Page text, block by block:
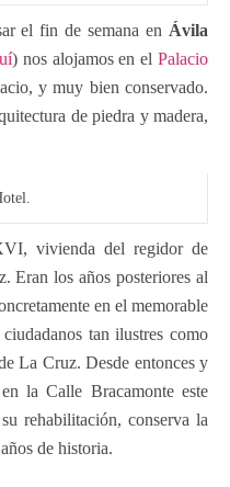
el fin de semana en Ávila
) nos alojamos en elPalacio
y muy bien conservado.
de piedra y madera,
vivienda del regidor de
Eran los años posteriores al
en el memorable
tan ilustres como
La Cruz. Desde entonces y
la Calle Bracamonte este
rehabilitación, conserva la
de historia.